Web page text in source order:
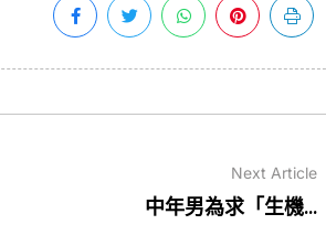
Next Article
中年男為求「生機...